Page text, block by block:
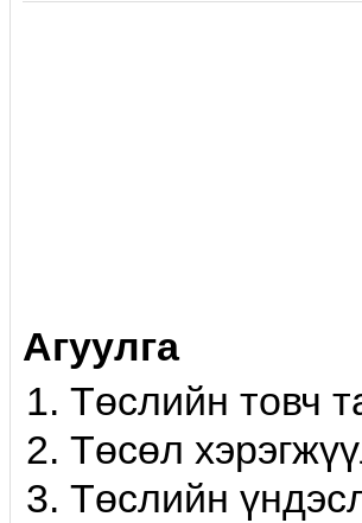
Агуулга
Төслийн товч
Төсөл
Төслийн